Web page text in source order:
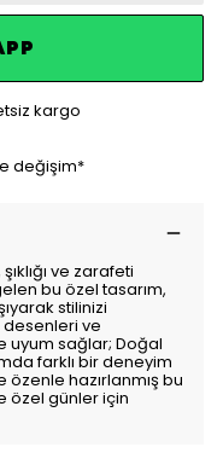
kargo
değişim*
ve zarafeti
bu özel tasarım,
stilinizi
ve
uyum sağlar; Doğal
farklı bir deneyim
özenle hazırlanmış bu
özel günler için